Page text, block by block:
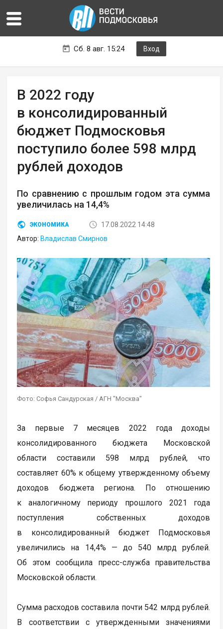
Сб. 8 авг. 15:24 Вход
В 2022 году
в консолидированный
бюджет Подмосковья
поступило более 598 млрд
рублей доходов
По сравнению с прошлым годом эта сумма
увеличилась на 14,4%
ЭКОНОМИКА
17.08.2022 14:48
Автор: Владислав Смирнов
Фото: Софья Сандурская / АГН "Москва"
За первые 7 месяцев 2022 года доходы
консолидированного бюджета Московской
области составили 598 млрд рублей, что
составляет 60% к общему утвержденному объему
доходов бюджета региона. По отношению
к аналогичному периоду прошлого 2021 года
поступления собственных доходов
в консолидированный бюджет Подмосковья
увеличились на 14,4% — до 540 млрд рублей.
Об этом сообщила пресс-служба правительства
Московской области.
Сумма расходов составила почти 542 млрд рублей.
В соответствии с утвержденными значениями